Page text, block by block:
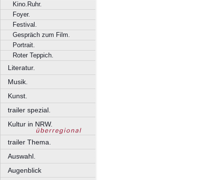
Kino.Ruhr.
Foyer.
Festival.
Gespräch zum Film.
Portrait.
Roter Teppich.
Literatur.
Musik.
Kunst.
trailer spezial.
Kultur in NRW.
trailer Thema.
Auswahl.
Augenblick